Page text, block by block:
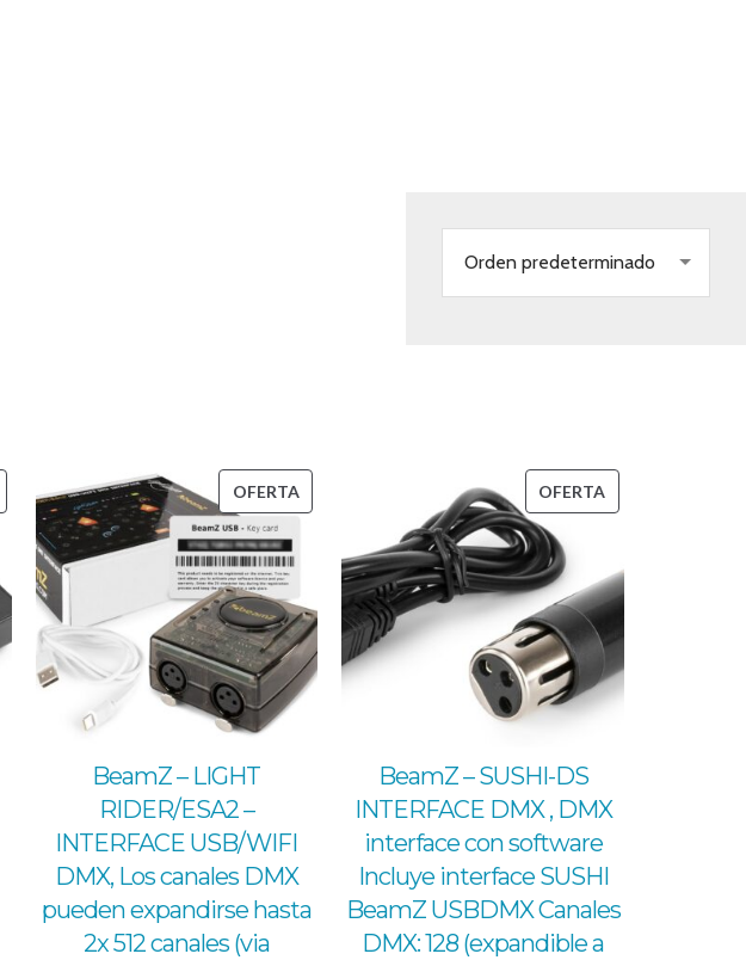
Orden predeterminado
PRODUCTO
OFERTA
OFERTAPRODUCTO
OFERTA
BeamZ – LIGHT
RIDER/ESA2 –
INTERFACE USB/WIFI
DMX, Los canales DMX
pueden expandirse hasta
2x 512 canales (via
OFERTA
BeamZ – SUSHI-DS
INTERFACE DMX , DMX
interface con software
Incluye interface SUSHI
BeamZ USBDMX Canales
DMX: 128 (expandible a